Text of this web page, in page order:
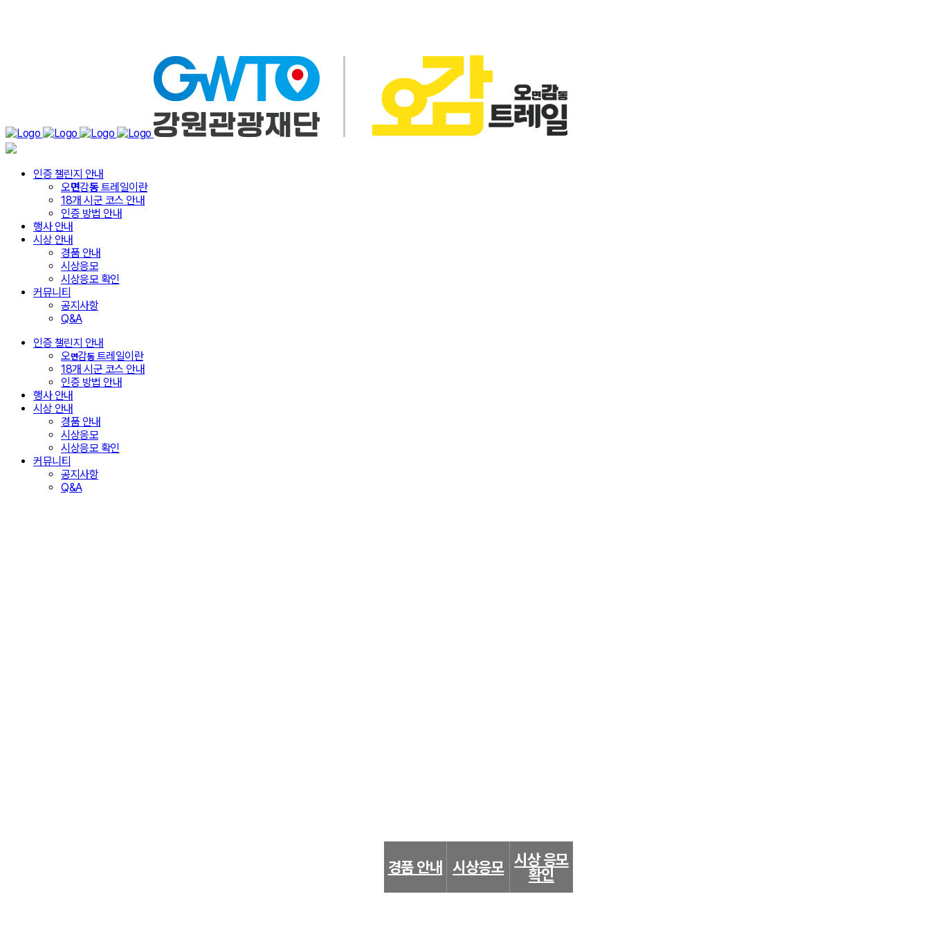
인증 챌린지 안내
오면감동트레일이란
18개 시군 코스 안내
인증 방법 안내
행사 안내
시상 안내
경품 안내
시상응모
시상응모 확인
커뮤니티
공지사항
Q&A
인증 챌린지 안내
오면감동트레일이란
18개 시군 코스 안내
인증 방법 안내
행사 안내
시상 안내
경품 안내
시상응모
시상응모 확인
커뮤니티
공지사항
Q&A
경품 안내 시상응모 시상 응모
확인